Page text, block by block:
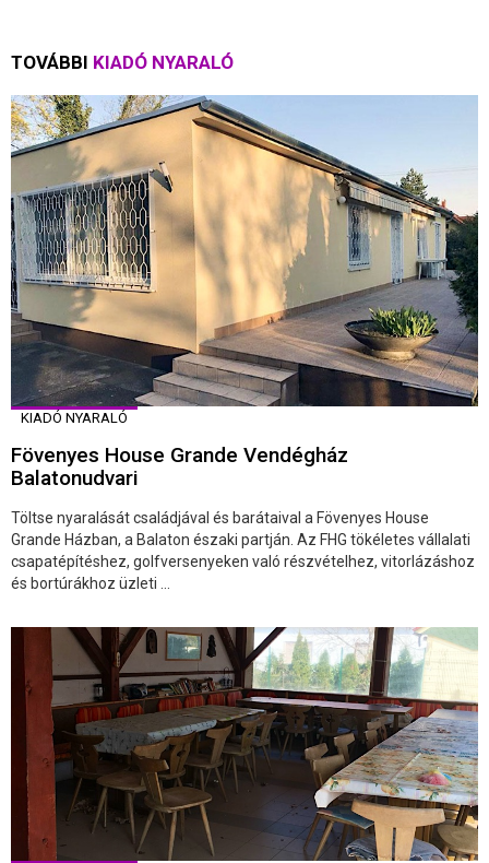
TOVÁBBI KIADÓ NYARALÓ
KIADÓ NYARALÓ
Fövenyes House Grande Vendégház
Balatonudvari
Töltse nyaralását családjával és barátaival a Fövenyes House
Grande Házban, a Balaton északi partján. Az FHG tökéletes vállalati
csapatépítéshez, golfversenyeken való részvételhez, vitorlázáshoz
és bortúrákhoz üzleti ...